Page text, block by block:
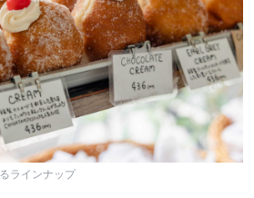
ラインナップ